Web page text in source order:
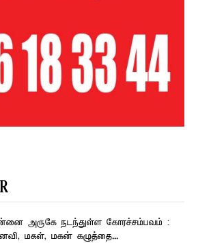
அருகே நடந்துள்ள கோரச்சம்பவம் :
மகள், மகன் கழுத்தை...